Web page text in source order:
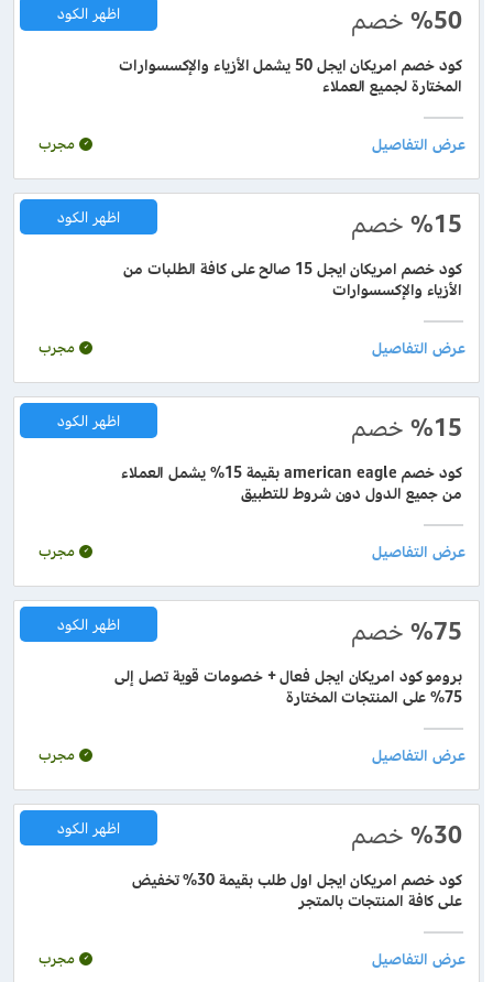
%50 خصم
كود خصم امريكان ايجل 50 يشمل الأزياء والإكسسوارات
المختارة لجميع العملاء
اظهر الكود
مجرب
%15 خصم
كود خصم امريكان ايجل 15 صالح على كافة الطلبات من
الأزياء والإكسسوارات
اظهر الكود
مجرب
%15 خصم
كود خصم american eagle بقيمة 15% يشمل العملاء
من جميع الدول دون شروط للتطبيق
اظهر الكود
مجرب
%75 خصم
برومو كود امريكان ايجل فعال + خصومات قوية تصل إلى
75% على المنتجات المختارة
اظهر الكود
مجرب
%30 خصم
كود خصم امريكان ايجل اول طلب بقيمة 30% تخفيض
على كافة المنتجات بالمتجر
اظهر الكود
مجرب